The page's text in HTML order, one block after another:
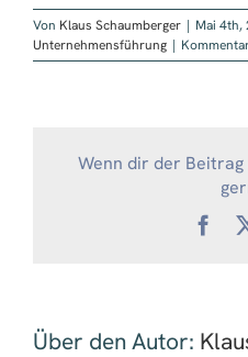
Von Klaus Schaumberger | Mai 4th,
Unternehmensführung |
Wenn dir der
Über den Autor: